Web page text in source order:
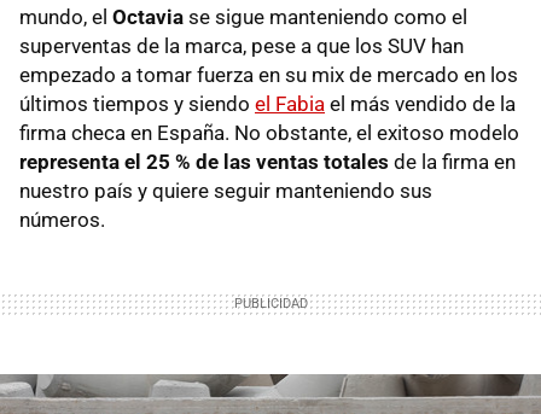
mundo, el Octavia se sigue manteniendo como el
superventas de la marca, pese a que los SUV han
empezado a tomar fuerza en su mix de mercado en los
últimos tiempos y siendo el Fabia el más vendido de la
firma checa en España. No obstante, el exitoso modelo
representa el 25 % de las ventas totales de la firma en
nuestro país y quiere seguir manteniendo sus
números.